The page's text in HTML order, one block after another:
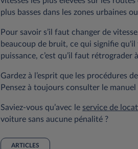
plus basses dans les zones urbaines
Pour savoir s’il faut changer de
beaucoup de bruit, ce qui signifie qu'il
puissance, c’est qu’il faut rétrograder
Gardez à l’esprit que les procédures
Pensez à toujours consulter le
Saviez-vous qu’avec le service de
voiture sans aucune pénalité ?
ARTICLES